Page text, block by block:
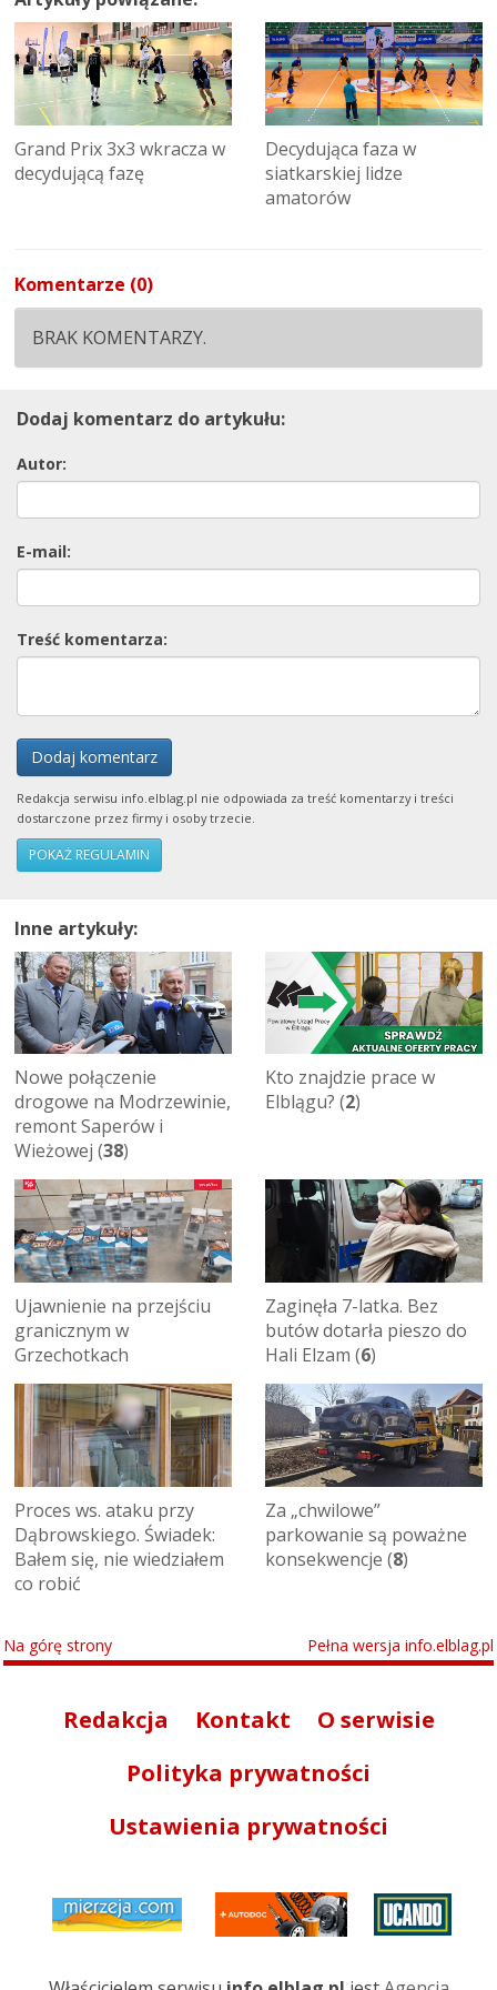
Grand Prix 3x3 wkracza w
decydującą fazę
Decydująca faza w
siatkarskiej lidze
amatorów
Komentarze (0)
BRAK KOMENTARZY.
Dodaj komentarz do artykułu:
Autor:
E-mail:
Treść komentarza:
Dodaj komentarz
Redakcja serwisu info.elblag.pl nie odpowiada za treść komentarzy i treści
dostarczone przez firmy i osoby trzecie.
POKAŻ REGULAMIN
Inne artykuły:
Nowe połączenie
drogowe na Modrzewinie,
remont Saperów i
Wieżowej (38)
Kto znajdzie prace w
Elblągu? (2)
Ujawnienie na przejściu
granicznym w
Grzechotkach
Zaginęła 7-latka. Bez
butów dotarła pieszo do
Hali Elzam (6)
Proces ws. ataku przy
Dąbrowskiego. Świadek:
Bałem się, nie wiedziałem
co robić
Za „chwilowe”
parkowanie są poważne
konsekwencje (8)
Na górę strony Pełna wersja info.elblag.pl
Redakcja Kontakt
O serwisie
Polityka prywatności
Ustawienia prywatności